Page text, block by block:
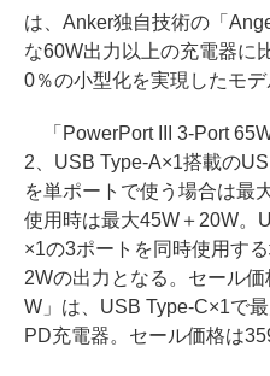
は、Anker独自技術の「
な60W出力以上の充電器に
0％の小型化を実現したモデ
「PowerPort III 3-Port
2、USB Type-A×1搭載の
を単ポートで使う場合は最
使用時は最大45W＋20W。
×1の3ポートを同時使用す
2Wの出力となる。セール
W」は、USB Type-C×1で
PD充電器。セール価格は